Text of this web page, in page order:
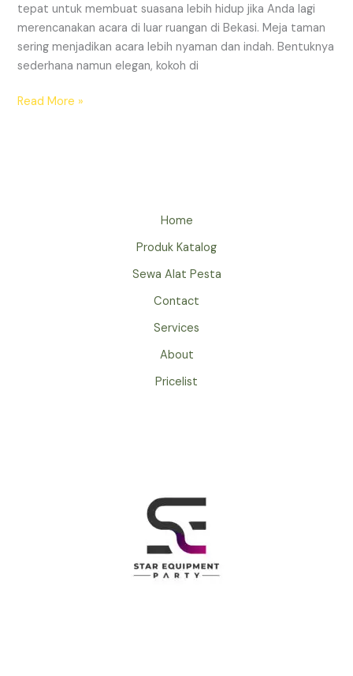
tepat untuk membuat suasana lebih hidup jika Anda lagi
merencanakan acara di luar ruangan di Bekasi. Meja taman
sering menjadikan acara lebih nyaman dan indah. Bentuknya
sederhana namun elegan, kokoh di
SEWA
Read More »
Home
Produk Katalog
Sewa Alat Pesta
Contact
Services
About
Pricelist